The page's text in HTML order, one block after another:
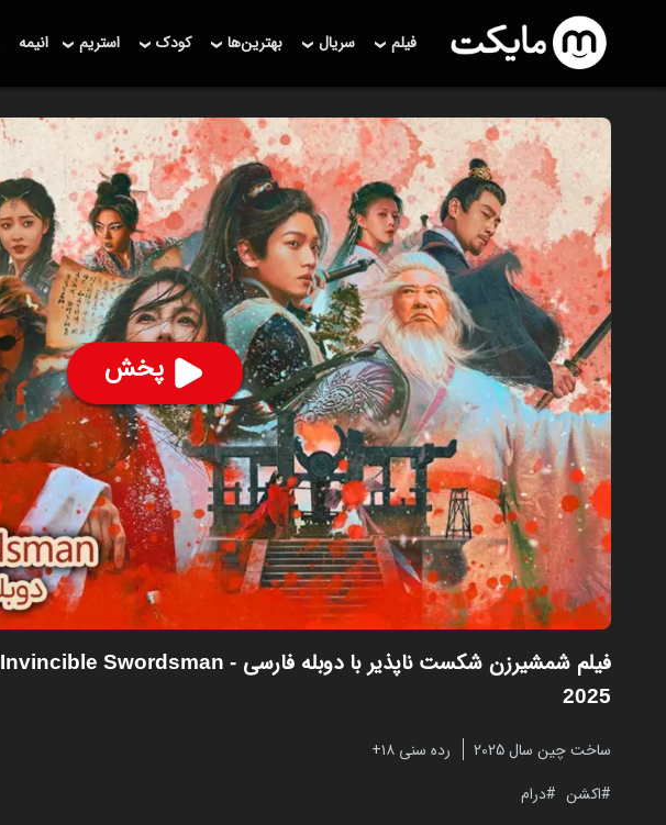
فیلم سریال بهترین‌ها کودک استریم انیمه
پخش
فیلم شمشیرزن شکست ناپذیر با دوبله فارسی
- Invincible Swordsman
2025
ساخت چین سال 2025
رده سنی ۱۸+
اکشن
درام